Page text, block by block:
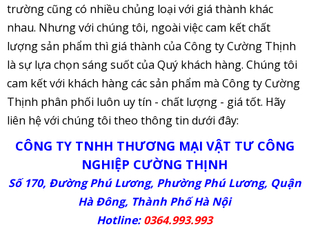
trường cũng có nhiều chủng loại với giá thành khác
nhau. Nhưng với chúng tôi, ngoài việc cam kết chất
lượng sản phẩm thì giá thành của Công ty Cường Thịnh
là sự lựa chọn sáng suốt của Quý khách hàng. Chúng tôi
cam kết với khách hàng các sản phẩm mà Công ty Cường
Thịnh phân phối luôn uy tín - chất lượng - giá tốt. Hãy
liên hệ với chúng tôi theo thông tin dưới đây:
CÔNG TY TNHH THƯƠNG MẠI VẬT TƯ CÔNG
NGHIỆP CƯỜNG THỊNH
Số 170, Đường Phú Lương, Phường Phú Lương, Quận
Hà Đông, Thành Phố Hà Nội
Hotline:0364.993.993